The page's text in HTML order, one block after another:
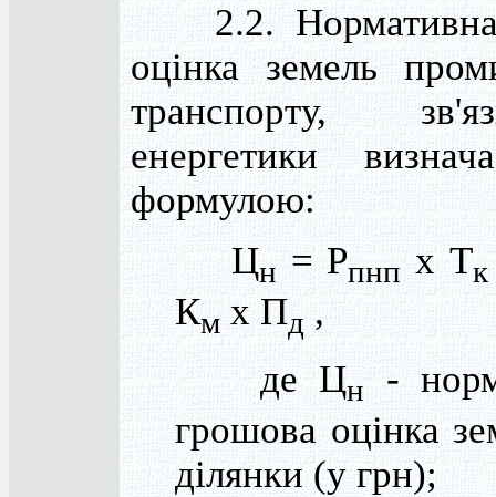
2.2. Нормативна
оцінка земель
транспорту,
енергетики
формулою:
Цн = Рпнп х Тк
Км х Пд ,
де Цн -
грошова оцінка
ділянки (у грн);